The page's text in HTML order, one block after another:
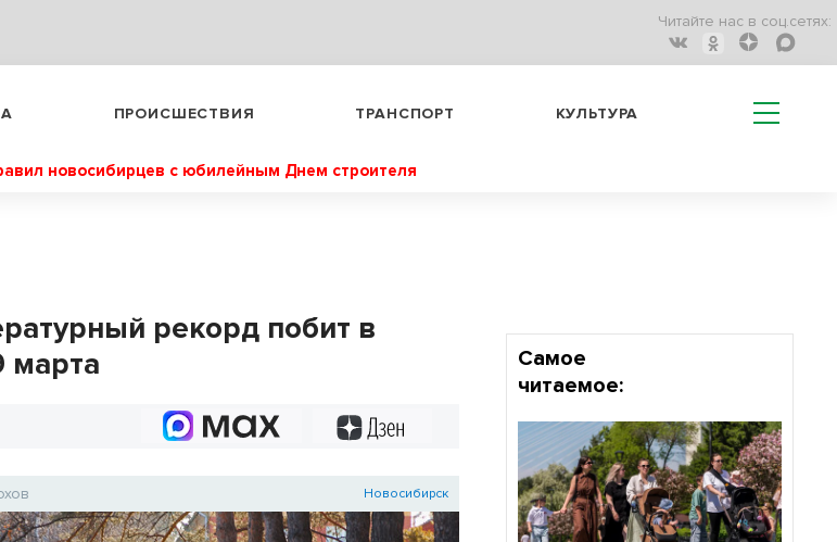
Читайте нас в соц.сетях:
ПРОИСШЕСТВИЯ ТРАНСПОРТ КУЛЬТУРА
новосибирцев с юбилейным Днем строителя
рекорд побит в
марта
Новосибирск
Самое
читаемое: